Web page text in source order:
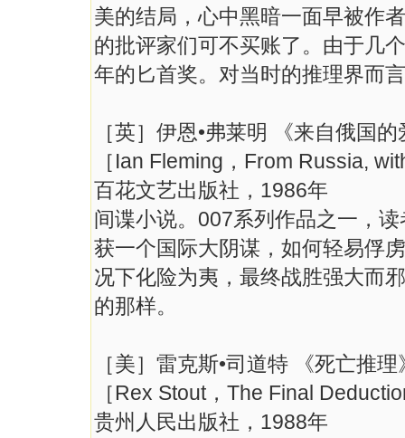
美的结局，心中黑暗一面早被作
的批评家们可不买账了。由于几
年的匕首奖。对当时的推理界而
［英］伊恩•弗莱明 《来自俄国
［Ian Fleming，From Russia,
百花文艺出版社，1986年
间谍小说。007系列作品之一，
获一个国际大阴谋，如何轻易俘
况下化险为夷，最终战胜强大而
的那样。
［美］雷克斯•司道特 《死亡推理
［Rex Stout，The Final
贵州人民出版社，1988年